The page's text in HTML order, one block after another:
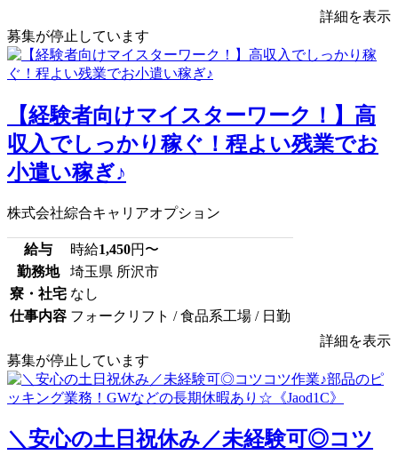
詳細を表示
募集が停止しています
【経験者向けマイスターワーク！】高
収入でしっかり稼ぐ！程よい残業でお
小遣い稼ぎ♪
株式会社綜合キャリアオプション
給与 時給1,450円〜
勤務地
埼玉県 所沢市
寮・社宅 なし
仕事内容 フォークリフト / 食品系工場 / 日勤
詳細を表示
募集が停止しています
＼安心の土日祝休み／未経験可◎コツ